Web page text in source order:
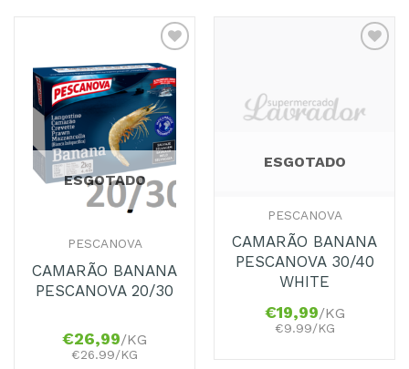
Adicionar
aos
Favoritos
ESGOTADO
PESCANOVA
CAMARÃO BANANA
PESCANOVA 20/30
€26,99/KG
€26.99/KG
Favoritos
ESGOTADO
PESCANOVA
CAMARÃO BANANA
PESCANOVA 30/40
WHITE
€19,99/KG
€9.99/KG